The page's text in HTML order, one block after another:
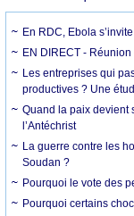
En RDC, Ebola
EN DIRECT -
Les entreprises qui
productives ? Une
Quand la paix devient
l’Antéchrist
La guerre contre les
Soudan ?
Pourquoi le vote des
Pourquoi certains